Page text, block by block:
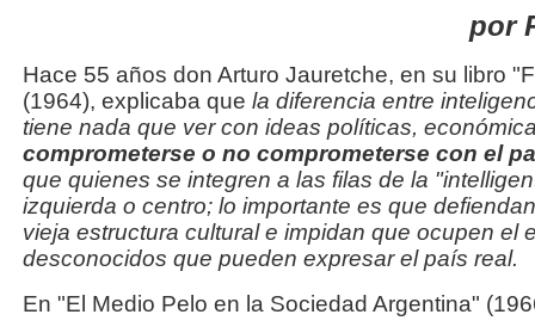
por
Hace 55 años don Arturo Jauretche, en su libro
(1964), explicaba que la diferencia entre
tiene nada que ver con ideas políticas,
comprometerse o no comprometerse con el
que quienes se integren a las filas de la
izquierda o centro; lo importante es que
vieja estructura cultural e impidan que ocupen el
desconocidos que pueden expresar el país real.
En "El Medio Pelo en la Sociedad Argentina"